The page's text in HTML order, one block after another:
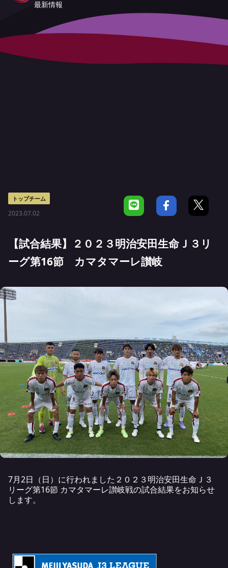
最新情報
トップチーム
2023.07.02
【試合結果】２０２３明治安田生命Ｊ３リ
ーグ第16節 カマタマーレ讃岐
7月2日（日）に行われました２０２３明治安田生命Ｊ３
リーグ第16節 カマタマーレ讃岐戦の試合結果をお知らせ
します。